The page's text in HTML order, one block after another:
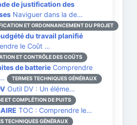
de justification des
Naviguer dans la de…
ET ORDONNANCEMENT DU PROJET
du travail planifié
le Coût …
ET CONTRÔLE DES COÛTS
de batterie Comprendre
TERMES TECHNIQUES GÉNÉRAUX
Outil DV : Un éléme…
ET COMPLÉTION DE PUITS
TOC : Comprendre le…
TECHNIQUES GÉNÉRAUX